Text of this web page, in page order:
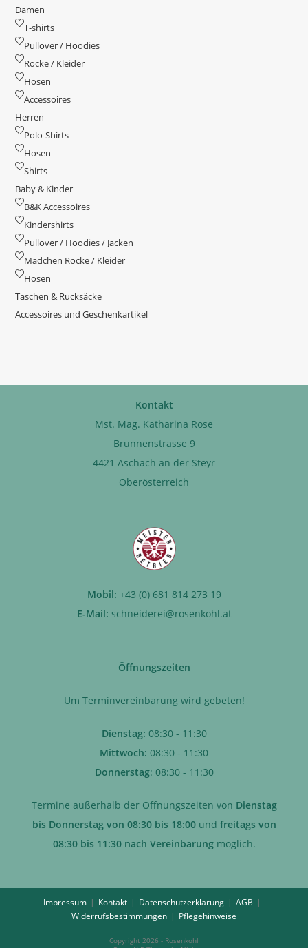
Damen
T-shirts
Pullover / Hoodies
Röcke / Kleider
Hosen
Accessoires
Herren
Polo-Shirts
Hosen
Shirts
Baby & Kinder
B&K Accessoires
Kindershirts
Pullover / Hoodies / Jacken
Mädchen Röcke / Kleider
Hosen
Taschen & Rucksäcke
Accessoires und Geschenkartikel
Kontakt
Mst. Mag. Katharina Rose
Brunnenstrasse 9
4421 Aschach an der Steyr
Oberösterreich
Mobil: +43 (0) 681 814 273 19
E-Mail: schneiderei@rosenkohl.at
Öffnungszeiten
Um Terminvereinbarung wird gebeten!
Dienstag: 08:30 - 11:30
Mittwoch: 08:30 - 11:30
Donnerstag: 08:30 - 11:30
Termine außerhalb der Öffnungszeiten von Dienstag
bis Donnerstag von 08:30 bis 18:00und freitags von
08:30 bis 11:30 nach Vereinbarungmöglich.
Impressum Kontakt Datenschutzerklärung
AGB
Widerrufsbestimmungen
Pflegehinweise
Copyright 2026 - Rosenkohl